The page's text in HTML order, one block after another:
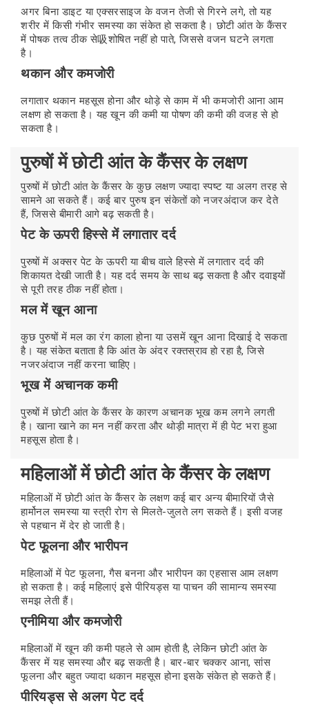
अगर बिना डाइट या एक्सरसाइज के वजन तेजी से गिरने लगे, तो यह
शरीर में किसी गंभीर समस्या का संकेत हो सकता है। छोटी आंत के कैंसर
में पोषक तत्व ठीक से吸शोषित नहीं हो पाते, जिससे वजन घटने लगता
है।
थकान और कमजोरी
लगातार थकान महसूस होना और थोड़े से काम में भी कमजोरी आना आम
लक्षण हो सकता है। यह खून की कमी या पोषण की कमी की वजह से हो
सकता है।
पुरुषों में छोटी आंत के कैंसर के लक्षण
पुरुषों में छोटी आंत के कैंसर के कुछ लक्षण ज्यादा स्पष्ट या अलग तरह से
सामने आ सकते हैं। कई बार पुरुष इन संकेतों को नजरअंदाज कर देते
हैं, जिससे बीमारी आगे बढ़ सकती है।
पेट के ऊपरी हिस्से में लगातार दर्द
पुरुषों में अक्सर पेट के ऊपरी या बीच वाले हिस्से में लगातार दर्द की
शिकायत देखी जाती है। यह दर्द समय के साथ बढ़ सकता है और दवाइयों
से पूरी तरह ठीक नहीं होता।
मल में खून आना
कुछ पुरुषों में मल का रंग काला होना या उसमें खून आना दिखाई दे सकता
है। यह संकेत बताता है कि आंत के अंदर रक्तस्राव हो रहा है, जिसे
नजरअंदाज नहीं करना चाहिए।
भूख में अचानक कमी
पुरुषों में छोटी आंत के कैंसर के कारण अचानक भूख कम लगने लगती
है। खाना खाने का मन नहीं करता और थोड़ी मात्रा में ही पेट भरा हुआ
महसूस होता है।
महिलाओं में छोटी आंत के कैंसर के लक्षण
महिलाओं में छोटी आंत के कैंसर के लक्षण कई बार अन्य बीमारियों जैसे
हार्मोनल समस्या या स्त्री रोग से मिलते-जुलते लग सकते हैं। इसी वजह
से पहचान में देर हो जाती है।
पेट फूलना और भारीपन
महिलाओं में पेट फूलना, गैस बनना और भारीपन का एहसास आम लक्षण
हो सकता है। कई महिलाएं इसे पीरियड्स या पाचन की सामान्य समस्या
समझ लेती हैं।
एनीमिया और कमजोरी
महिलाओं में खून की कमी पहले से आम होती है, लेकिन छोटी आंत के
कैंसर में यह समस्या और बढ़ सकती है। बार-बार चक्कर आना, सांस
फूलना और बहुत ज्यादा थकान महसूस होना इसके संकेत हो सकते हैं।
पीरियड्स से अलग पेट दर्द